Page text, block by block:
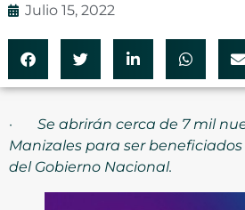
Julio 15, 2022
· Se abrirán cerca de 7 mil
Manizales para ser
del Gobierno Nacional.